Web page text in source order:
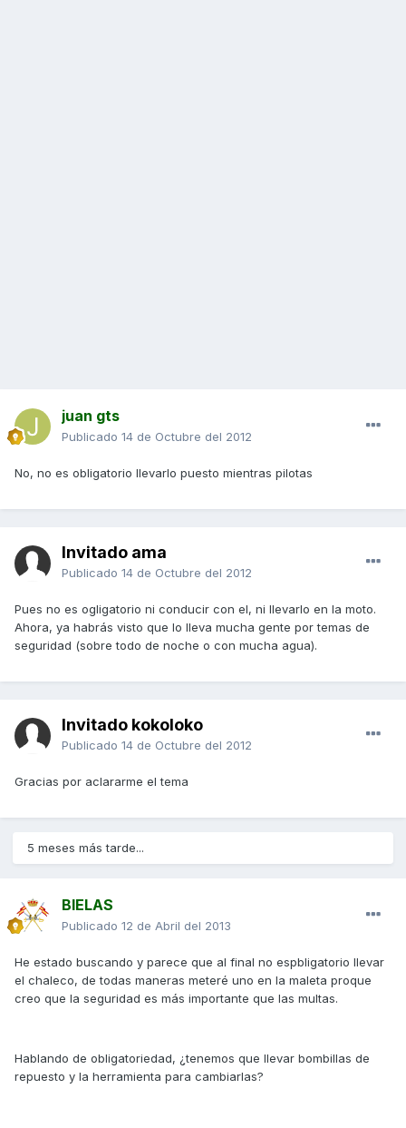
juan gts
Publicado 14 de Octubre del 2012
No, no es obligatorio llevarlo puesto mientras pilotas
Invitado ama
Publicado 14 de Octubre del 2012
Pues no es ogligatorio ni conducir con el, ni llevarlo en la moto.
Ahora, ya habrás visto que lo lleva mucha gente por temas de
seguridad (sobre todo de noche o con mucha agua).
Invitado kokoloko
Publicado 14 de Octubre del 2012
Gracias por aclararme el tema
5 meses más tarde...
BIELAS
Publicado 12 de Abril del 2013
He estado buscando y parece que al final no espbligatorio llevar
el chaleco, de todas maneras meteré uno en la maleta proque
creo que la seguridad es más importante que las multas.
Hablando de obligatoriedad, ¿tenemos que llevar bombillas de
repuesto y la herramienta para cambiarlas?